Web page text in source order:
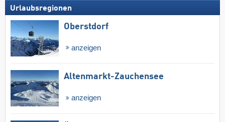
Urlaubsregionen
Oberstdorf
anzeigen
Altenmarkt-Zauchensee
anzeigen